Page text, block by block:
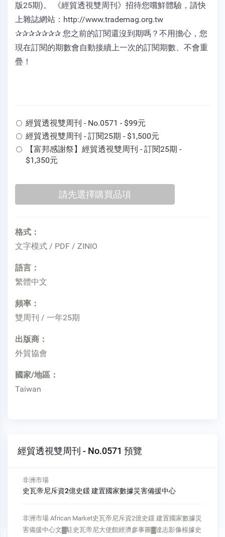
版25期)。 《經貿透視雙周刊》招待您嚐鮮體驗，請快
上雜誌網站：http://www.trademag.org.tw
✰✰✰✰✰✰✰ 您之前的訂閱還沒到期嗎？不用擔心，您
現在訂閱的期數會自動接續上一次的訂閱期數、不會重
疊！
經貿透視雙周刊 - No.0571 - $99元
經貿透視雙周刊 - 訂閱25期 - $1,500元
【富邦感謝祭】經貿透視雙周刊 - 訂閱25期 -
$1,350元
格式：
文字模式 / PDF / ZINIO
語言：
繁體中文
頻率：
雙周刊 / 一年25期
出版商：
外貿協會
國家/地區：
Taiwan
經貿透視雙周刊 - No.0571 預覽
非洲市場
加強能源電網投資 史瓦帝尼致力電力獨立自主
非洲市場 African Market加強能源電網投資 史瓦帝尼致力電力
獨立自主文▓駐史瓦帝尼大使館經濟參事處圖▓達志影像根據